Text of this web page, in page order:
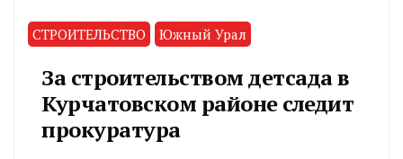
СТРОИТЕЛЬСТВО Южный Урал
За строительством детсада в
Курчатовском районе следит
прокуратура